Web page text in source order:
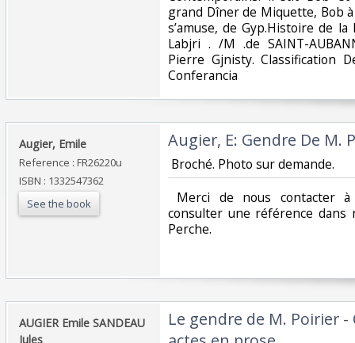
grand Dîner de Miquette, Bob
s’amuse, de Gyp.Histoire de
Labjri . /M .de SAINT-
Pierre Gjnisty. Classification
Conferancia‎
‎Augier, Emile ‎
Reference : FR26220u
ISBN : 1332547362
See the book
‎Augier, E: Gendre De M.
‎ Broché. Photo sur demande. ‎
Merci de nous contacter
consulter une référence dans
Perche.‎
‎AUGIER Emile SANDEAU
Jules‎
‎Le gendre de M. Poirier